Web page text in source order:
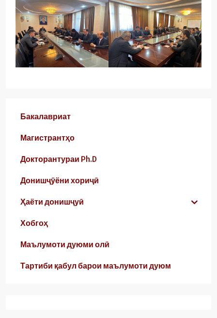
Бакалавриат
Магистрантҳо
Докторантураи Ph.D
Донишҷӯёни хориҷӣ
Ҳаёти донишҷуӣ
Хобгоҳ
Маълумоти дуюми олӣ
Тартиби қабул барои маълумоти дуюм